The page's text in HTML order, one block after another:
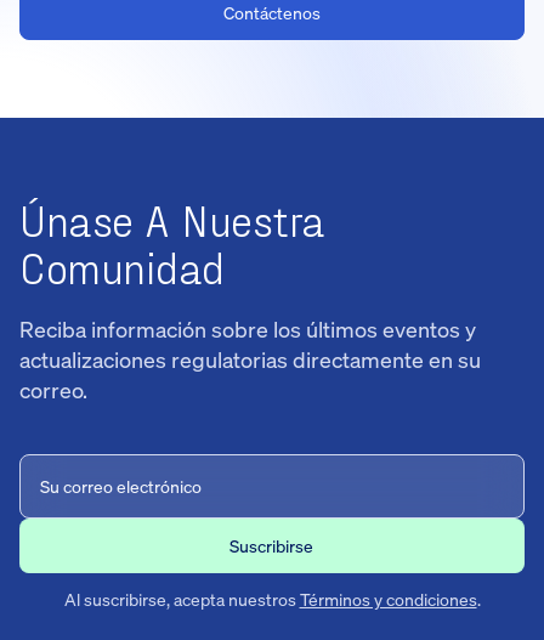
Contáctenos
Únase A Nuestra
Comunidad
Reciba información sobre los últimos eventos y
actualizaciones regulatorias directamente en su
correo.
Al suscribirse, acepta nuestrosTérminos y condiciones.